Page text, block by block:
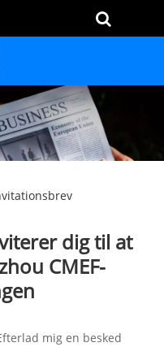
dig til at
CMEF-
mig en besked